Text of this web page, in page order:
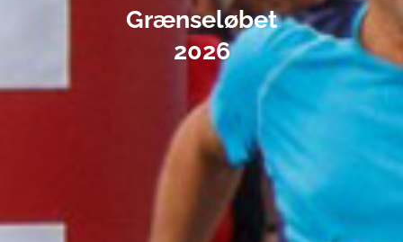
Grænseløbet
2026